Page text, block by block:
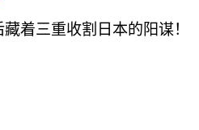
着三重收割日本的阳谋！